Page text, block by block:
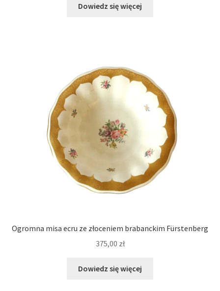
Dowiedz się więcej
Ogromna misa ecru ze złoceniem brabanckim Fürstenberg
375,00 zł
Dowiedz się więcej